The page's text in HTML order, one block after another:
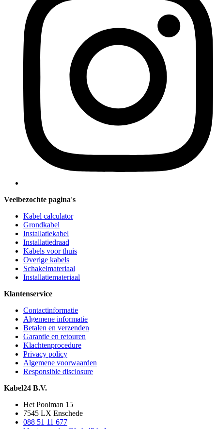
Veelbezochte pagina's
Kabel calculator
Grondkabel
Installatiekabel
Installatiedraad
Kabels voor thuis
Overige kabels
Schakelmateriaal
Installatiemateriaal
Klantenservice
Contactinformatie
Algemene informatie
Betalen en verzenden
Garantie en retouren
Klachtenprocedure
Privacy policy
Algemene voorwaarden
Responsible disclosure
Kabel24 B.V.
Het Poolman 15
7545 LX Enschede
088 51 11 677